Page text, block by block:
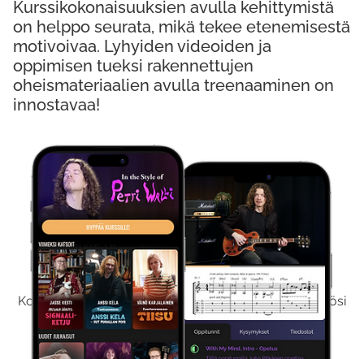
Kokeile Ilmaiseksi
Kokeilemalla ilmaiseksi saat koko sisältömme käyttöösi
viikon ajaksi.
Kurssikokonaisuuksien avulla kehittymistä
on helppo seurata, mikä tekee etenemisestä
motivoivaa. Lyhyiden videoiden ja
oppimisen tueksi rakennettujen
oheismateriaalien avulla treenaaminen on
innostavaa!